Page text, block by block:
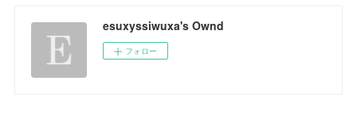
esuxyssiwuxa's Ownd
フォロー